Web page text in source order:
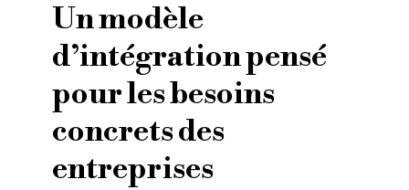
Un modèle
d’intégration pensé
pour les besoins
concrets des
entreprises